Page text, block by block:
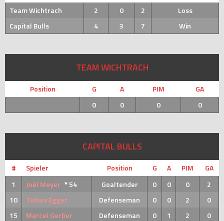
Team Wichtrach
2 0 2
Loss
Capital Bulls
4 3 7 Win
TEAM WICHTRACH
Position G A PIM
GA
0
0 0 0
CAPITAL BULLS
# Spieler Position G A PIM
GA
1
Joël Meyer 54 Goaltender 0 0 0
2
10
Tobias Egger Defenseman 0 0 2
0
15
Marcel Gerber Defenseman 0 1 2
0